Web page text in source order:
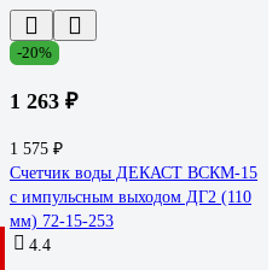
-20%
1 263 ₽
1 575 ₽
Счетчик воды ДЕКАСТ ВСКМ-15
с импульсным выходом ДГ2 (110
мм) 72-15-253
4.4